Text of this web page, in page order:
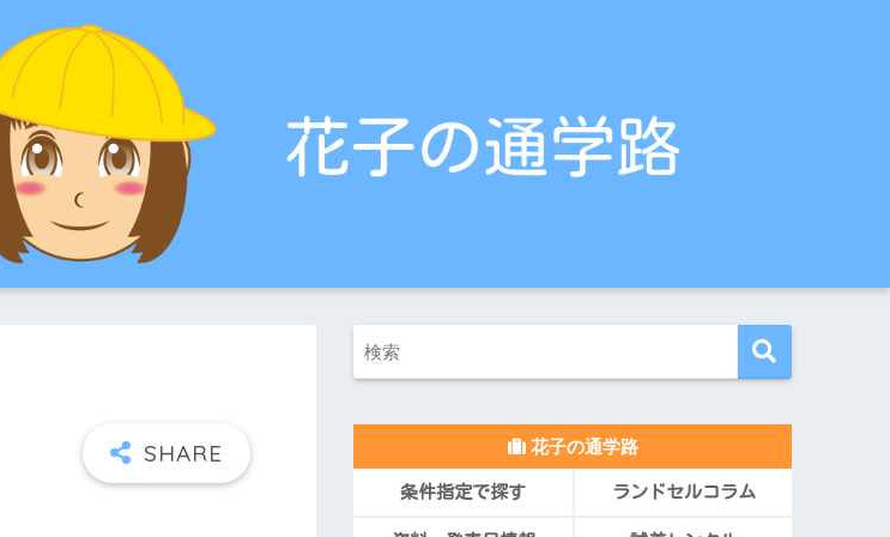
花子の通学路
条件指定で探す ランドセルコラム